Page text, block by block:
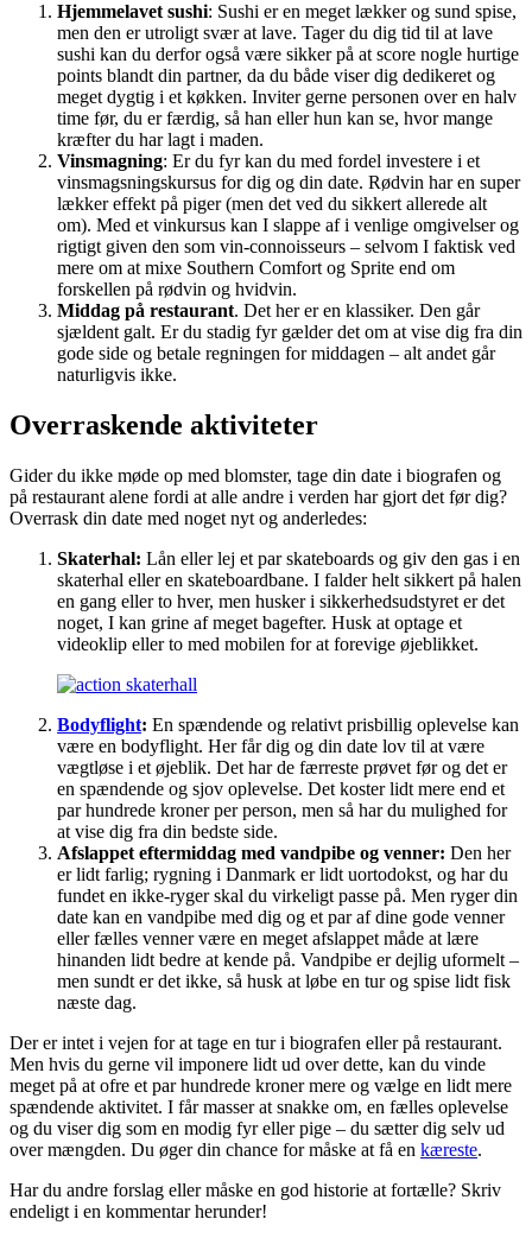
Hjemmelavet sushi: Sushi er en meget lækker og sund spise,
men den er utroligt svær at lave. Tager du dig tid til at lave
sushi kan du derfor også være sikker på at score nogle hurtige
points blandt din partner, da du både viser dig dedikeret og
meget dygtig i et køkken. Inviter gerne personen over en halv
time før, du er færdig, så han eller hun kan se, hvor mange
kræfter du har lagt i maden.
Vinsmagning: Er du fyr kan du med fordel investere i et
vinsmagsningskursus for dig og din date. Rødvin har en super
lækker effekt på piger (men det ved du sikkert allerede alt
om). Med et vinkursus kan I slappe af i venlige omgivelser og
rigtigt given den som vin-connoisseurs – selvom I faktisk ved
mere om at mixe Southern Comfort og Sprite end om
forskellen på rødvin og hvidvin.
Middag på restaurant. Det her er en klassiker. Den går
sjældent galt. Er du stadig fyr gælder det om at vise dig fra din
gode side og betale regningen for middagen – alt andet går
naturligvis ikke.
Overraskende aktiviteter
Gider du ikke møde op med blomster, tage din date i biografen og
på restaurant alene fordi at alle andre i verden har gjort det før dig?
Overrask din date med noget nyt og anderledes:
Skaterhal: Lån eller lej et par skateboards og giv den gas i en
skaterhal eller en skateboardbane. I falder helt sikkert på halen
en gang eller to hver, men husker i sikkerhedsudstyret er det
noget, I kan grine af meget bagefter. Husk at optage et
videoklip eller to med mobilen for at forevige øjeblikket.
Bodyflight: En spændende og relativt prisbillig oplevelse kan
være en bodyflight. Her får dig og din date lov til at være
vægtløse i et øjeblik. Det har de færreste prøvet før og det er
en spændende og sjov oplevelse. Det koster lidt mere end et
par hundrede kroner per person, men så har du mulighed for
at vise dig fra din bedste side.
Afslappet eftermiddag med vandpibe og venner: Den her
er lidt farlig; rygning i Danmark er lidt uortodokst, og har du
fundet en ikke-ryger skal du virkeligt passe på. Men ryger din
date kan en vandpibe med dig og et par af dine gode venner
eller fælles venner være en meget afslappet måde at lære
hinanden lidt bedre at kende på. Vandpibe er dejlig uformelt –
men sundt er det ikke, så husk at løbe en tur og spise lidt fisk
næste dag.
Der er intet i vejen for at tage en tur i biografen eller på restaurant.
Men hvis du gerne vil imponere lidt ud over dette, kan du vinde
meget på at ofre et par hundrede kroner mere og vælge en lidt mere
spændende aktivitet. I får masser at snakke om, en fælles oplevelse
og du viser dig som en modig fyr eller pige – du sætter dig selv ud
over mængden. Du øger din chance for måske at få en kæreste.
Har du andre forslag eller måske en god historie at fortælle? Skriv
endeligt i en kommentar herunder!